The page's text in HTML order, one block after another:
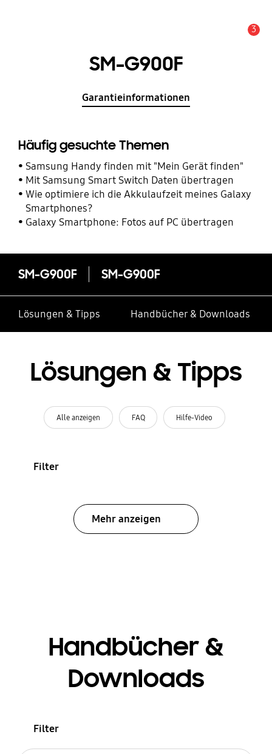
3
SM-G900F
Garantieinformationen
Häufig gesuchte Themen
Samsung Handy finden mit "Mein Gerät finden"
Mit Samsung Smart Switch Daten übertragen
Wie optimiere ich die Akkulaufzeit meines Galaxy
Smartphones?
Galaxy Smartphone: Fotos auf PC übertragen
SM-G900F SM-G900F
Lösungen & Tipps Handbücher & Downloads
Lösungen & Tipps
Alle anzeigen FAQ Hilfe-Video
Filter
Mehr anzeigen
Handbücher &
Downloads
Filter